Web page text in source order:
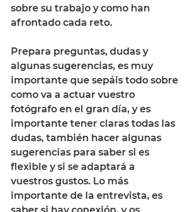
sobre su trabajo y como han
afrontado cada reto.
Prepara preguntas, dudas y
algunas sugerencias, es muy
importante que sepáis todo sobre
como va a actuar vuestro
fotógrafo en el gran día, y es
importante tener claras todas las
dudas, también hacer algunas
sugerencias para saber si es
flexible y si se adaptará a
vuestros gustos. Lo más
importante de la entrevista, es